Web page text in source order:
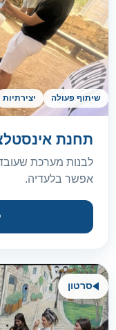
שיתוף פעולה יצירתיות
תחנת
לבנות מערכת
אפשר בלעדיה.
סרטון